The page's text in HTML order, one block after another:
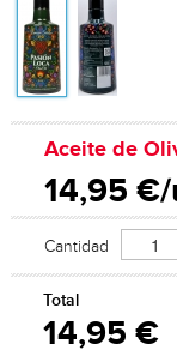
Aceite de
14,95
Cantidad
Total
14,95 €